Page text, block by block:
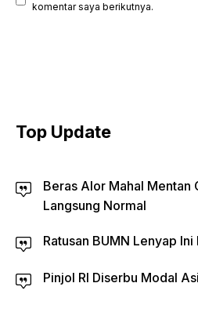
komentar saya berikutnya.
Top Update
Beras Alor Mahal Mentan
Langsung Normal
Ratusan BUMN Lenyap
Pinjol RI Diserbu Modal